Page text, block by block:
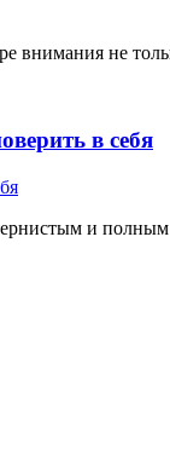
внимания не
в себя
и